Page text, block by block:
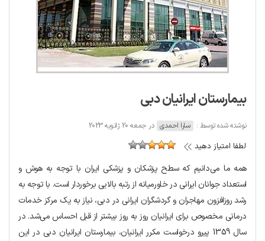
بیمارستان ایرانیان دبی
نوشته شده توسط : سارا احمدی در جمعه 20 ژانویه 2023
لطفا امتیاز دهید
همه ما می‌دانیم که سطح پزشکان و پزشکی ایران با توجه به هوش و
استعداد جوانان ایرانی در خاورمیانه از رتبه بالایی برخوردار است. با توجه به
رشد روزافزون مهاجران و گردشگران ایرانی در دبی، نیاز به یک مرکز خدمات
درمانی مخصوص برای ایرانیان روز به روز بیشتر از قبل احساس می‌شد. در
سال 1359 پیرو درخواست مکرر ایرانیان، بیمارستان ایرانیان دبی در این